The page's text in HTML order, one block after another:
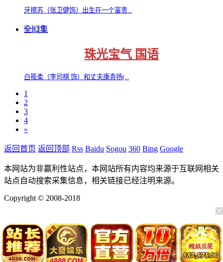
牙擦苏（张卫健饰）出生在一个富贵...
全82集
珠光宝气 国语
白筱柔（李司棋 饰）和丈夫康青扬(...
1
2
3
4
»
返回首页 返回顶部 Rss Baidu Sogou 360 Bing Google
本网站为非赢利性站点，本网站所有内容均来源于互联网相关
站点自动搜索采集信息，相关链接已经注明来源。
Copyright © 2008-2018